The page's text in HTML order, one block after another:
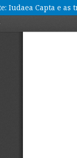
Iudaea Capta e